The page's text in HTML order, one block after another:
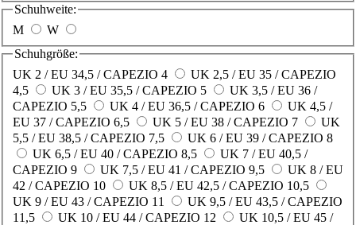
Schuhweite:
M
W
Schuhgröße:
UK 2 / EU 34,5 / CAPEZIO 4
UK 2,5 / EU 35 / CAPEZIO
4,5
UK 3 / EU 35,5 / CAPEZIO 5
UK 3,5 / EU 36 /
CAPEZIO 5,5
UK 4 / EU 36,5 / CAPEZIO 6
UK 4,5 /
EU 37 / CAPEZIO 6,5
UK 5 / EU 38 / CAPEZIO 7
UK
5,5 / EU 38,5 / CAPEZIO 7,5
UK 6 / EU 39 / CAPEZIO 8
UK 6,5 / EU 40 / CAPEZIO 8,5
UK 7 / EU 40,5 /
CAPEZIO 9
UK 7,5 / EU 41 / CAPEZIO 9,5
UK 8 / EU
42 / CAPEZIO 10
UK 8,5 / EU 42,5 / CAPEZIO 10,5
UK 9 / EU 43 / CAPEZIO 11
UK 9,5 / EU 43,5 / CAPEZIO
11,5
UK 10 / EU 44 / CAPEZIO 12
UK 10,5 / EU 45 /